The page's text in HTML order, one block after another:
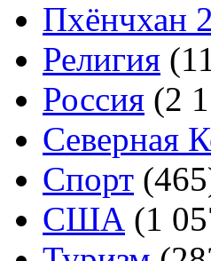
Пхёнчхан
Религия
Россия (2
Северная
Спорт
США (1